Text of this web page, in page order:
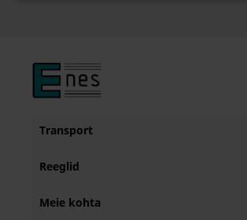
Transport
Reeglid
Meie kohta